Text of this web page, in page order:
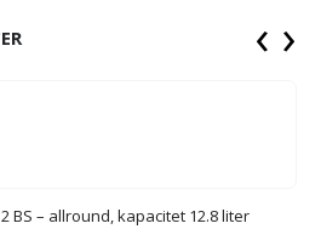
BS – allround, kapacitet 12.8 liter
‹ ›